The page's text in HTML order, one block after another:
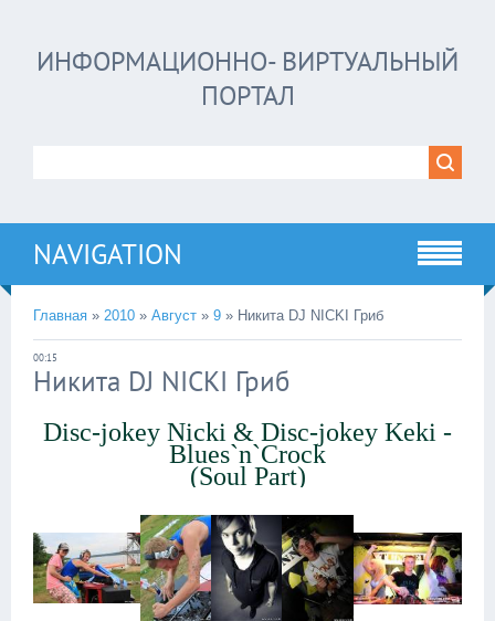
ИНФОРМАЦИОННО- ВИРТУАЛЬНЫЙ
ПОРТАЛ
NAVIGATION
Главная » 2010 » Август » 9 » Никита DJ NICKI Гриб
00:15
Никита DJ NICKI Гриб
Disc-jokey Nicki & Disc-jokey Keki -
Blues`n`Crock
(Soul Part)